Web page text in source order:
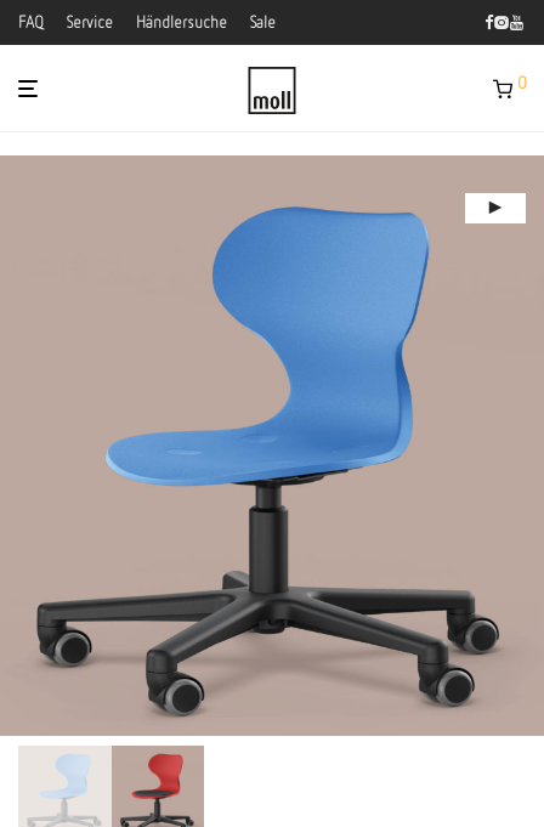
FAQ Service Händlersuche Sale
0